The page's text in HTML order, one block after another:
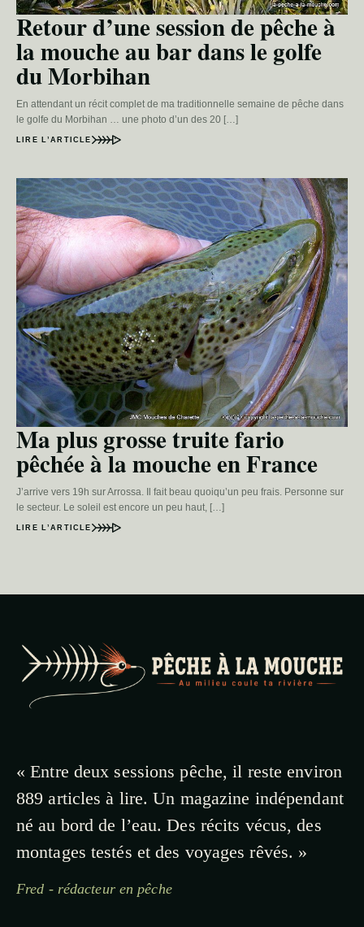
Retour d’une session de pêche à
la mouche au bar dans le golfe
du Morbihan
En attendant un récit complet de ma traditionnelle semaine de pêche dans
le golfe du Morbihan … une photo d’un des 20 […]
LIRE L’ARTICLE
Ma plus grosse truite fario
pêchée à la mouche en France
J’arrive vers 19h sur Arrossa. Il fait beau quoiqu’un peu frais. Personne sur
le secteur. Le soleil est encore un peu haut, […]
LIRE L’ARTICLE
« Entre deux sessions pêche, il reste environ
889 articles à lire. Un magazine indépendant
né au bord de l’eau. Des récits vécus, des
montages testés et des voyages rêvés. »
Fred - rédacteur en pêche